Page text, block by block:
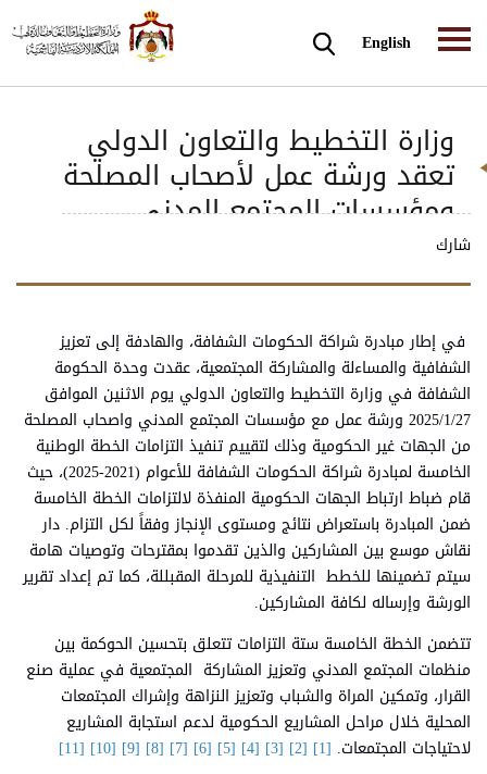
English
وزارة التخطيط والتعاون الدولي
تعقد ورشة عمل لأصحاب المصلحة
ومؤسسات المجتمع المدني
لتقييم تنفيذ الخطة الخامسة
لمبادرة الحكومات الشفافة
شارك
في إطار مبادرة شراكة الحكومات الشفافة، والهادفة إلى تعزيز
الشفافية والمساءلة والمشاركة المجتمعية، عقدت وحدة الحكومة
الشفافة في وزارة التخطيط والتعاون الدولي يوم الاثنين الموافق
2025/1/27 ورشة عمل مع مؤسسات المجتمع المدني واصحاب المصلحة
من الجهات غير الحكومية وذلك لتقييم تنفيذ التزامات الخطة الوطنية
الخامسة لمبادرة شراكة الحكومات الشفافة للأعوام (2021-2025)، حيث
قام ضباط ارتباط الجهات الحكومية المنفذة لالتزامات الخطة الخامسة
ضمن المبادرة باستعراض نتائج ومستوى الإنجاز وفقاً لكل التزام. دار
نقاش موسع بين المشاركين والذين تقدموا بمقترحات وتوصيات هامة
سيتم تضمينها للخطط التنفيذية للمرحلة المقبللة، كما تم إعداد تقرير
الورشة وإرساله لكافة المشاركين.
تتضمن الخطة الخامسة ستة التزامات تتعلق بتحسين الحوكمة بين
منظمات المجتمع المدني وتعزيز المشاركة المجتمعية في عملية صنع
القرار، وتمكين المراة والشباب وتعزيز النزاهة وإشراك المجتمعات
المحلية خلال مراحل المشاريع الحكومية لدعم استجابة المشاريع
لاحتياجات المجتمعات. [1]
[2]
[3]
[4]
[5]
[6]
[7]
[8]
[9]
[10]
[11]